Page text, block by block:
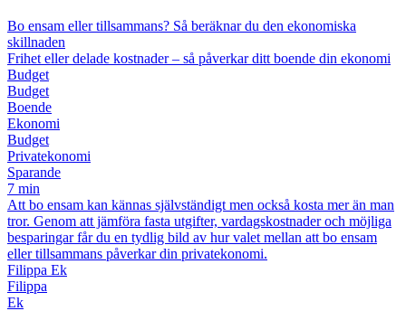
Bo ensam eller tillsammans? Så beräknar du den ekonomiska
skillnaden
Frihet eller delade kostnader – så påverkar ditt boende din ekonomi
Budget
Budget
Boende
Ekonomi
Budget
Privatekonomi
Sparande
7 min
Att bo ensam kan kännas självständigt men också kosta mer än man
tror. Genom att jämföra fasta utgifter, vardagskostnader och möjliga
besparingar får du en tydlig bild av hur valet mellan att bo ensam
eller tillsammans påverkar din privatekonomi.
Filippa Ek
Filippa
Ek